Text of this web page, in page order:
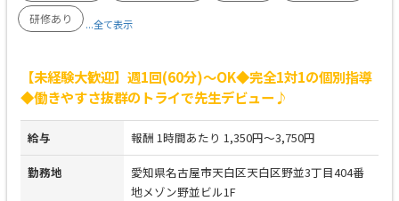
研修あり
...全て表示
【未経験大歓迎】週1回(60分)～OK◆完全1対1の個別指導
◆働きやすさ抜群のトライで先生デビュー♪
給与 報酬 1時間あたり 1,350円～3,750円
勤務地
愛知県名古屋市天白区天白区野並3丁目404番
地メゾン野並ビル1F